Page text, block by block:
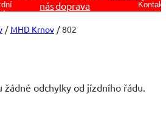
násdoprava
MHD Krnov 802
žádné odchylky od jízdního řádu.